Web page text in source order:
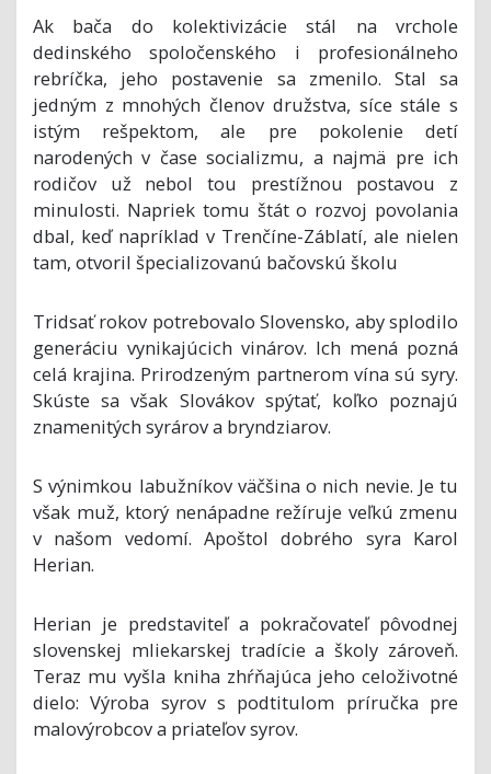
Ak bača do kolektivizácie stál na vrchole
dedinského spoločenského i profesionálneho
rebríčka, jeho postavenie sa zmenilo. Stal sa
jedným z mnohých členov družstva, síce stále s
istým rešpektom, ale pre pokolenie detí
narodených v čase socializmu, a najmä pre ich
rodičov už nebol tou prestížnou postavou z
minulosti. Napriek tomu štát o rozvoj povolania
dbal, keď napríklad v Trenčíne-Záblatí, ale nielen
tam, otvoril špecializovanú bačovskú školu
Tridsať rokov potrebovalo Slovensko, aby splodilo
generáciu vynikajúcich vinárov. Ich mená pozná
celá krajina. Prirodzeným partnerom vína sú syry.
Skúste sa však Slovákov spýtať, koľko poznajú
znamenitých syrárov a bryndziarov.
S výnimkou labužníkov väčšina o nich nevie. Je tu
však muž, ktorý nenápadne režíruje veľkú zmenu
v našom vedomí. Apoštol dobrého syra Karol
Herian.
Herian je predstaviteľ a pokračovateľ pôvodnej
slovenskej mliekarskej tradície a školy zároveň.
Teraz mu vyšla kniha zhŕňajúca jeho celoživotné
dielo: Výroba syrov s podtitulom príručka pre
malovýrobcov a priateľov syrov.